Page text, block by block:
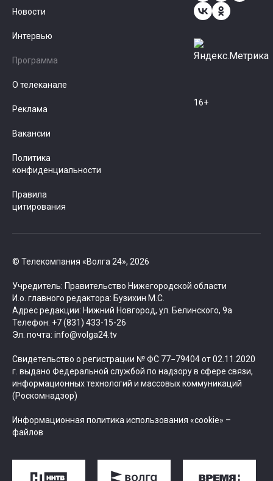
© Телекомпания «Волга 24», 2026
Учредитель: Правительство Нижегородской области
И.о. главного редактора: Бузихин М.С.
Адрес редакции: Нижний Новгород, ул. Белинского, 9а
Телефон: +7 (831) 433-15-26
Эл. почта: info@volga24.tv
Свидетельство о регистрации № ФС 77−79404 от 02.11.2020
г. выдано Федеральной службой по надзору в сфере связи,
информационных технологий и массовых коммуникаций
(Роскомнадзор)
Информационная политика использования «cookie» –
файлов
Новости
Интервью
Программа
О телеканале
Реклама
Вакансии
Политика
конфиденциальности
Правила
цитирования
16+